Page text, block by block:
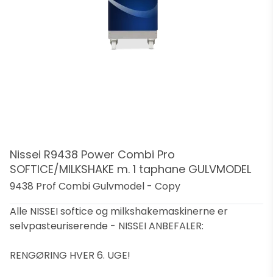
Nissei R9438 Power Combi Pro
SOFTICE/MILKSHAKE m. 1 taphane GULVMODEL
9438 Prof Combi Gulvmodel - Copy
Alle NISSEI softice og milkshakemaskinerne er
selvpasteuriserende - NISSEI ANBEFALER:
RENGØRING HVER 6. UGE!